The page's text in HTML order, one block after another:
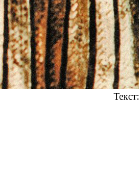
Текст: